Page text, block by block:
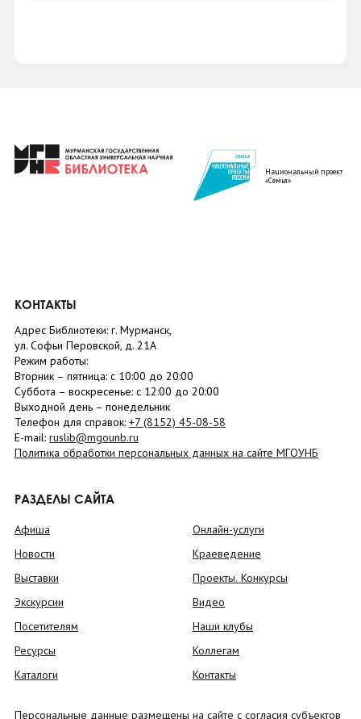
Национальный проект
«Семья»
КОНТАКТЫ
Адрес Библиотеки: г. Мурманск,
ул. Софьи Перовской, д. 21А
Режим работы:
Вторник – пятница: с 10:00 до 20:00
Суббота – воскресенье: c 12:00 до 20:00
Выходной день – понедельник
Телефон для справок: +7 (8152) 45-08-58
E-mail: ruslib@mgounb.ru
Политика обработки персональных данных на сайте МГОУНБ
РАЗДЕЛЫ САЙТА
Афиша
Новости
Выставки
Экскурсии
Посетителям
Ресурсы
Каталоги
Онлайн-услуги
Краеведение
Проекты. Конкурсы
Видео
Наши клубы
Коллегам
Контакты
Персональные данные размещены на сайте с согласия субъектов